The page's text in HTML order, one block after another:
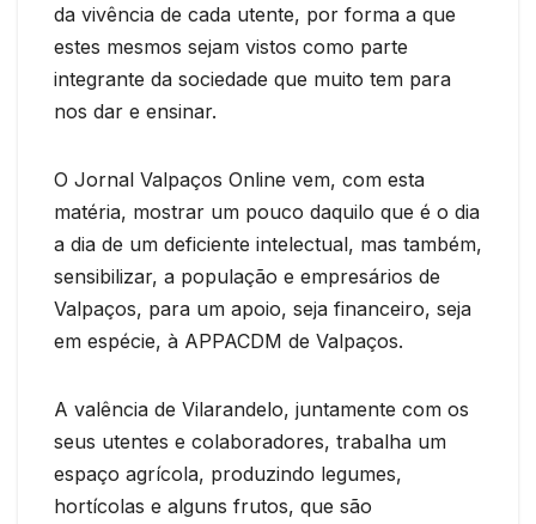
da vivência de cada utente, por forma a que
estes mesmos sejam vistos como parte
integrante da sociedade que muito tem para
nos dar e ensinar.
O Jornal Valpaços Online vem, com esta
matéria, mostrar um pouco daquilo que é o dia
a dia de um deficiente intelectual, mas também,
sensibilizar, a população e empresários de
Valpaços, para um apoio, seja financeiro, seja
em espécie, à APPACDM de Valpaços.
A valência de Vilarandelo, juntamente com os
seus utentes e colaboradores, trabalha um
espaço agrícola, produzindo legumes,
hortícolas e alguns frutos, que são